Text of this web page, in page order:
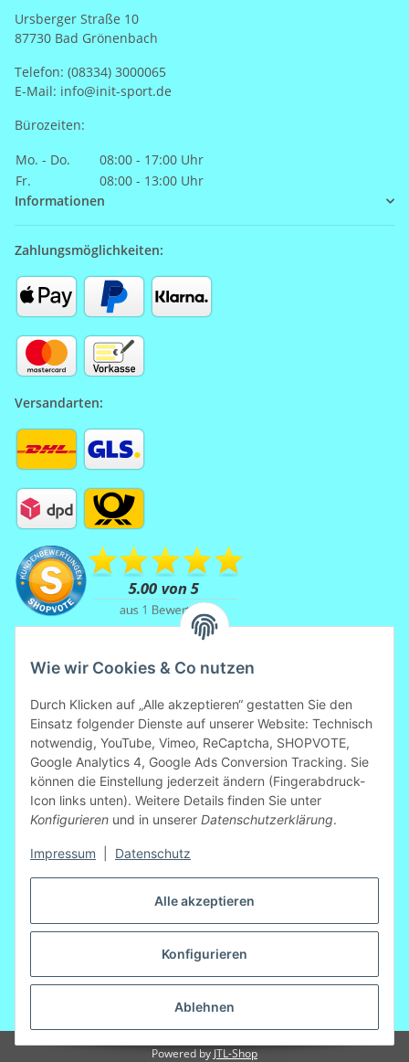
Alle akzeptieren
Konfigurieren
Ablehnen
Wie wir Cookies & Co nutzen
Durch Klicken auf „Alle akzeptieren“ gestatten Sie den
Einsatz folgender Dienste auf unserer Website: Technisch
notwendig, YouTube, Vimeo, ReCaptcha, SHOPVOTE,
Google Analytics 4, Google Ads Conversion Tracking. Sie
können die Einstellung jederzeit ändern (Fingerabdruck-
Icon links unten). Weitere Details finden Sie unter
Konfigurieren und in unserer Datenschutzerklärung.
Impressum Datenschutz
Ursberger Straße 10
87730 Bad Grönenbach
Telefon: (08334) 3000065
E-Mail: info@init-sport.de
Bürozeiten:
Mo. - Do.
08:00 - 17:00 Uhr
Fr.
08:00 - 13:00 Uhr
Informationen
Zahlungsmöglichkeiten:
Versandarten:
Mitglied der Initiative "Fairness im
Handel".
Informationen zur Initiative:
https://www.fairness-im-handel.de
Vertrag widerrufen
* Alle Preise inkl. gesetzlicher USt., zzgl.Versand
Powered by JTL-Shop